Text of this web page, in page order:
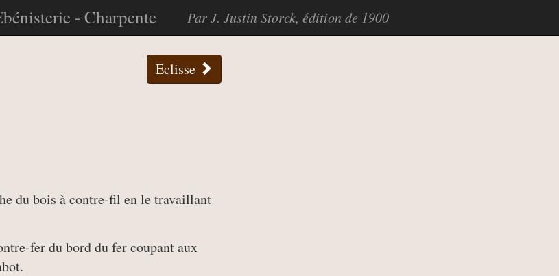
- Charpente Par J. Justin Storck, édition de 1900
Eclisse
du bois à contre-fil en le travaillant
fer du bord du fer coupant aux